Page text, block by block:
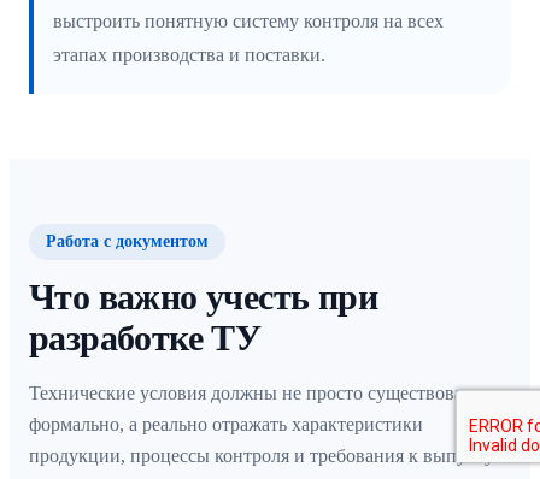
выстроить понятную систему контроля на всех
этапах производства и поставки.
Работа с документом
Что важно учесть при
разработке ТУ
Технические условия должны не просто существовать
формально, а реально отражать характеристики
продукции, процессы контроля и требования к выпуску.